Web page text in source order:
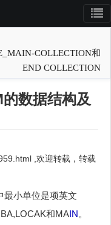
COLLECTION和
END COLLECTION
数据结构及
,欢迎转载，转载
最小单位是项英文
和MAIN。